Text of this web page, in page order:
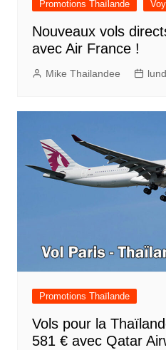
Promotions Thaïlande
Nouveaux vols
avec Air France !
Mike Thailandee
Promotions Thaïlande
Vols pour la
581 € avec Qatar